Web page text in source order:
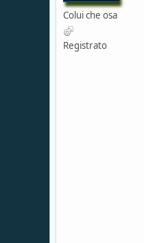
Colui che osa
Registrato